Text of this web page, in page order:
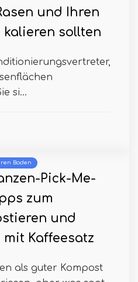
und Ihren
kalieren sollten
si...
Boden
Pick-Me-
zum
und
mit Kaffeesatz
als guter Kompost